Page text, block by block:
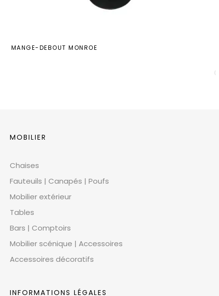
MANGE-DEBOUT MONROE
MOBILIER
Chaises
Fauteuils | Canapés | Poufs
Mobilier extérieur
Tables
Bars | Comptoirs
Mobilier scénique | Accessoires
Accessoires décoratifs
INFORMATIONS LÉGALES